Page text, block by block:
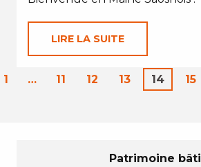
LIRE LA SUITE
1 … 11 12 13 14 15
Patrimoine bâti